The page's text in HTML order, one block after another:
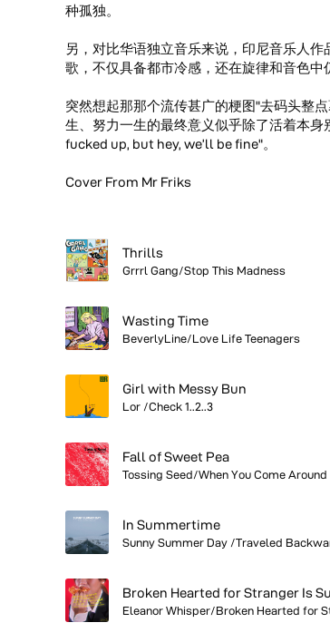
种孤独。
另，对比华语独立音乐来说，印尼音乐人
歌，不仅具备都市冷感，还在旋律和音色中
突然想起那那个流传甚广的梗图"去码头整
生、努力一生的最终意义似乎除了活着本
fucked up, but hey, we’ll be fine"。
Cover From Mr Friks
Thrills
Grrrl Gang/Stop This Madness
Wasting Time
BeverlyLine/Love Life Teenagers
Girl with Messy Bun
Lor /Check 1..2..3
Fall of Sweet Pea
Tossing Seed/When You Come Around
In Summertime
Sunny Summer Day /Traveled